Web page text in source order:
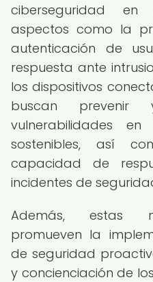
ciberseguridad en
aspectos como la
autenticación de
respuesta ante
los dispositivos
buscan prevenir
vulnerabilidades
sostenibles, así
capacidad de
incidentes de
Además, estas
promueven la
de seguridad
y concienciación de